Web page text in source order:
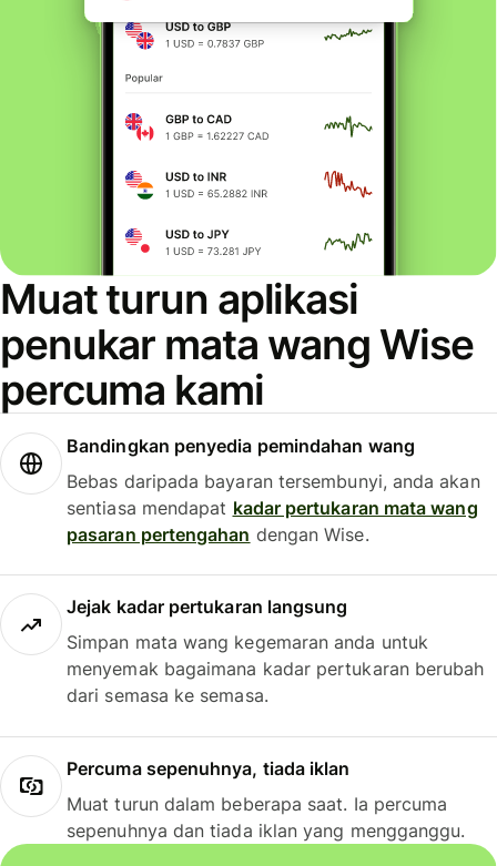
Muat turun aplikasi
penukar mata wang Wise
percuma kami
Bandingkan penyedia pemindahan wang
Bebas daripada bayaran tersembunyi, anda akan
sentiasa mendapat kadar pertukaran mata wang
pasaran pertengahan dengan Wise.
Jejak kadar pertukaran langsung
Simpan mata wang kegemaran anda untuk
menyemak bagaimana kadar pertukaran berubah
dari semasa ke semasa.
Percuma sepenuhnya, tiada iklan
Muat turun dalam beberapa saat. Ia percuma
sepenuhnya dan tiada iklan yang mengganggu.